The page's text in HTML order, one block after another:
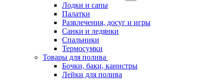
Лодки и сапы
Палатки
Развлечения, досуг и игры
Санки и ледянки
Спальники
Термосумки
Товары для полива
Бочки, баки, канистры
Лейки для полива